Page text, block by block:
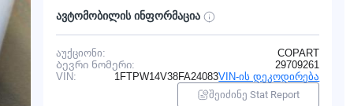
ავტომობილის ინფორმაცია
აუქციონი:
COPART
Ბევრი ნომერი:
29709261
VIN:
1FTPW14V38FA24083VIN-ის დეკოდირება
შეიძინე Stat Report